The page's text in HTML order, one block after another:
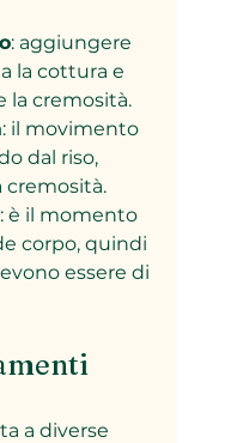
: aggiungere
la cottura e
la cremosità.
: il movimento
dal riso,
cremosità.
: è il momento
corpo, quindi
essere di
a diverse